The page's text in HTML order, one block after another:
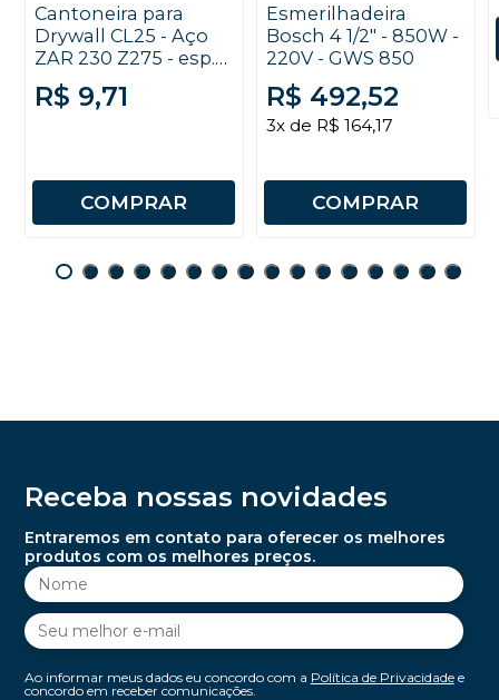
Cantoneira para
Drywall CL25 - Aço
ZAR 230 Z275 - esp.
0,50mm x 3000mm
R$ 9,71
COMPRAR
Esmerilhadeira
Bosch 4 1/2" - 850W -
220V - GWS 850
R$ 492,52
3x de R$ 164,17
COMPRAR
Receba nossas novidades
Entraremos em contato para oferecer os melhores
produtos com os melhores preços.
Ao informar meus dados eu concordo com a Política de Privacidadee
concordo em receber comunicações.